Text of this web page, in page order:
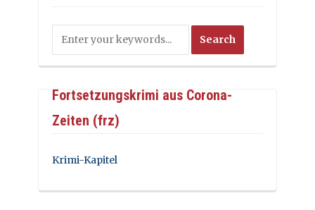
Fortsetzungskrimi aus Corona-
Zeiten (frz)
Krimi-Kapitel